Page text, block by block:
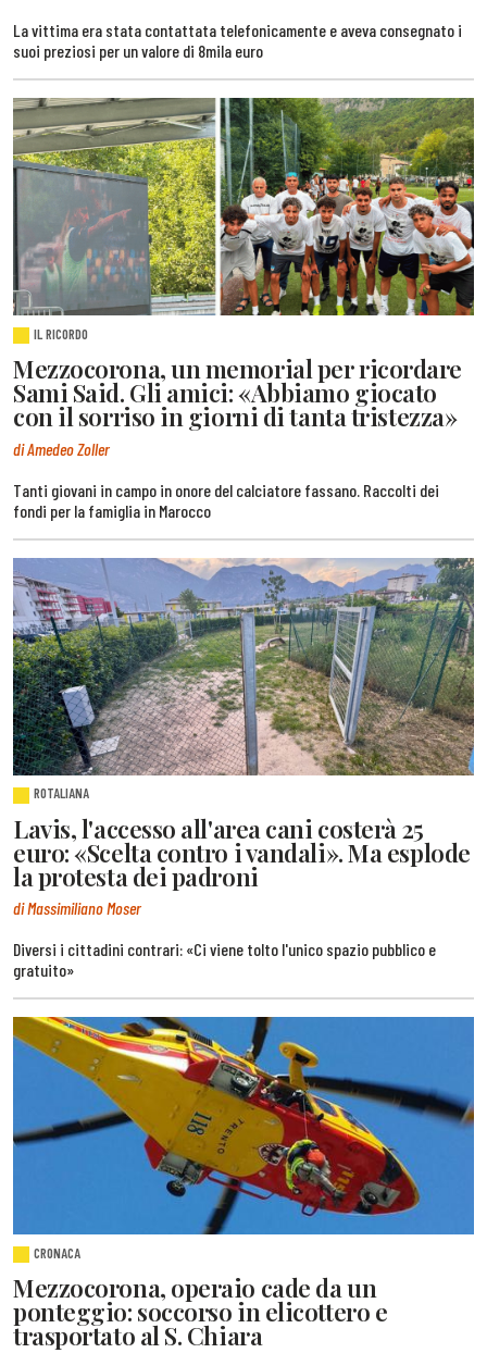
La vittima era stata contattata telefonicamente e aveva consegnato i
suoi preziosi per un valore di 8mila euro
IL RICORDO
Mezzocorona, un memorial per ricordare
Sami Said. Gli amici: «Abbiamo giocato
con il sorriso in giorni di tanta tristezza»
di Amedeo Zoller
Tanti giovani in campo in onore del calciatore fassano. Raccolti dei
fondi per la famiglia in Marocco
ROTALIANA
Lavis, l'accesso all'area cani costerà 25
euro: «Scelta contro i vandali». Ma esplode
la protesta dei padroni
di Massimiliano Moser
Diversi i cittadini contrari: «Ci viene tolto l'unico spazio pubblico e
gratuito»
CRONACA
Mezzocorona, operaio cade da un
ponteggio: soccorso in elicottero e
trasportato al S. Chiara